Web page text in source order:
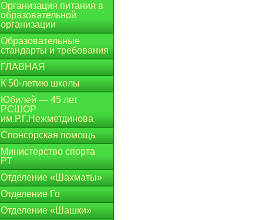
Организация питания в
образовательной
организации
Образовательные
стандарты и требования
ГЛАВНАЯ
К 50-летию школы
Юбилей — 45 лет
РСШОР
им.Р.Г.Нежметдинова
Спонсорская помощь
Министерство спорта
РТ
Отделение «Шахматы»
Отделение Го
Отделение «Шашки»